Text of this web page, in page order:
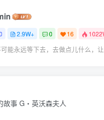
2.9W+ 0 16
能永远等下去，去做点儿什么，
故事 G‧英沃森夫人